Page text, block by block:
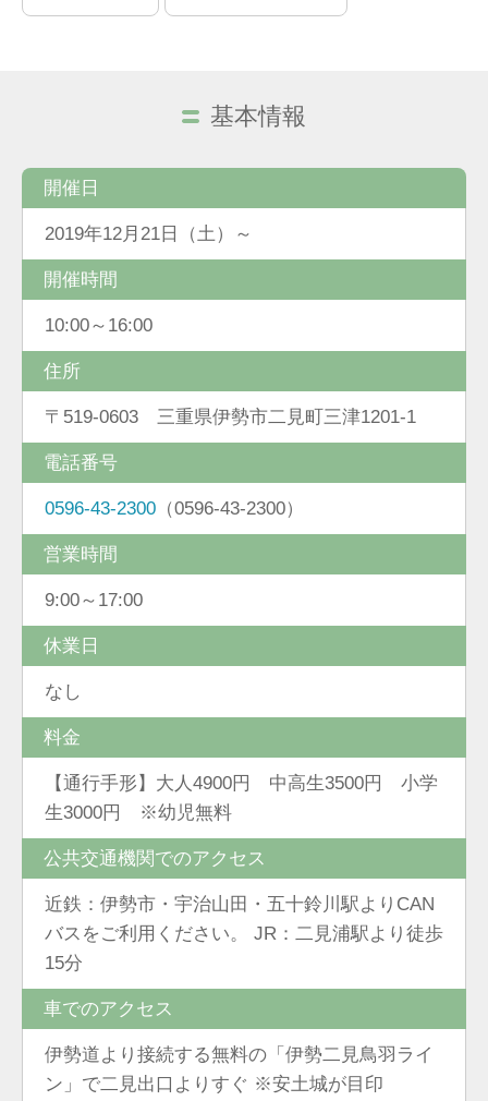
基本情報
開催日
2019年12月21日（土）～
開催時間
10:00～16:00
住所
〒519-0603 三重県伊勢市二見町三津1201-1
電話番号
0596-43-2300 （0596-43-2300）
営業時間
9:00～17:00
休業日
なし
料金
【通行手形】大人4900円 中高生3500円 小学
生3000円 ※幼児無料
公共交通機関でのアクセス
近鉄：伊勢市・宇治山田・五十鈴川駅よりCAN
バスをご利用ください。 JR：二見浦駅より徒歩
15分
車でのアクセス
伊勢道より接続する無料の「伊勢二見鳥羽ライ
ン」で二見出口よりすぐ ※安土城が目印